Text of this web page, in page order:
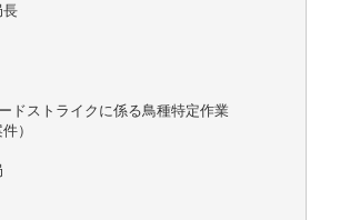
長
ドストライクに係る鳥種特定作業
）